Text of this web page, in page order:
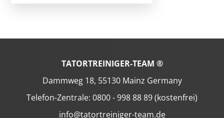
TATORTREINIGER-TEAM ®
Dammweg 18, 55130 Mainz Germany
Telefon-Zentrale: 0800 - 998 88 89 (kostenfrei)
info@tatortreiniger-team.de